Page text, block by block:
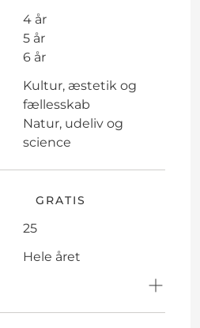
4 år
5 år
6 år
Kultur, æstetik og
fællesskab
Natur, udeliv og
science
GRATIS
25
Hele året